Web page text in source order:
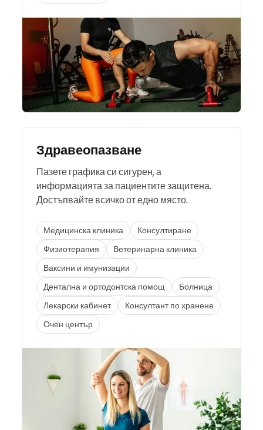
Здравеопазване
Пазете графика си сигурен, а
информацията за пациентите защитена.
Достъпвайте всичко от едно място.
Медицинска клиника
Консултиране
Физиотерапия
Ветеринарна клиника
Ваксини и имунизации
Дентална и ортодонтска помощ
Болница
Лекарски кабинет
Консултант по хранене
Очен център